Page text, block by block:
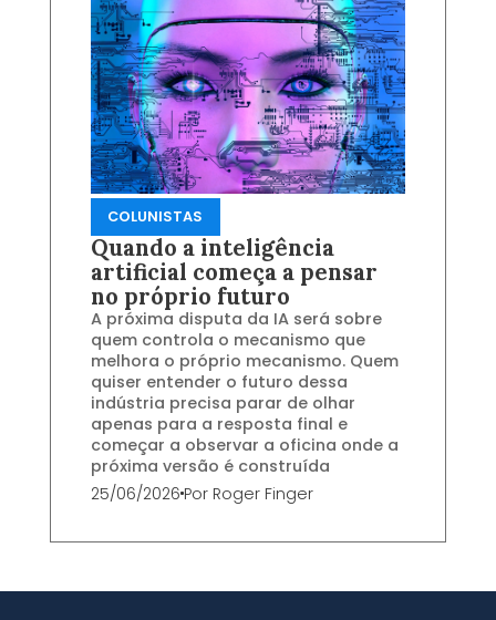
COLUNISTAS
Quando a inteligência
artificial começa a pensar
no próprio futuro
A próxima disputa da IA será sobre
quem controla o mecanismo que
melhora o próprio mecanismo. Quem
quiser entender o futuro dessa
indústria precisa parar de olhar
apenas para a resposta final e
começar a observar a oficina onde a
próxima versão é construída
25/06/2026Por Roger Finger